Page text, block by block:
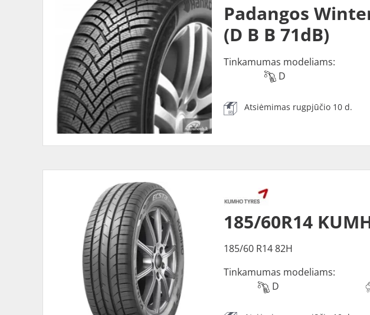
Padangos
(D B B 71dB)
Tinkamumas modeliams:
D
Atsiėmimas rugpjūčio 10 d.
185/60R14
185/60 R14 82H
Tinkamumas modeliams:
D